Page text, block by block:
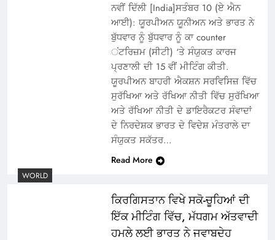
ਨਵੀਂ ਦਿੱਲੀ [India]ਸਤੰਬਰ 10 (ਏ ਐਨ
ਆਈ): ਯੂਰਪੀਅਨ ਯੂਨੀਅਨ ਅਤੇ ਭਾਰਤ ਨੇ
ਬੁੱਧਵਾਰ ਨੂੰ ਬੁੱਧਵਾਰ ਨੂੰ ਕਾ counter
ਂਟਰਿਜ਼ਮ (ਸੀਟੀ) ‘ਤੇ ਸੰਯੁਕਤ ਕਾਰਜ
ਪ੍ਰਣਾਲੀ ਦੀ 15 ਵੀਂ ਮੀਟਿੰਗ ਕੀਤੀ.
ਯੂਰਪੀਅਨ ਬਾਹਰੀ ਐਕਸ਼ਨ ਸਰਵਿਸਿਜ਼ ਵਿੱਚ
ਸੁਰੱਖਿਆ ਅਤੇ ਰੱਖਿਆ ਨੀਤੀ ਵਿੱਚ ਸੁਰੱਖਿਆ
ਅਤੇ ਰੱਖਿਆ ਨੀਤੀ ਦੇ ਡਾਇਰੈਕਟਰ ਸੰਵਾਦਾਂ
ਦੇ ਨਿਰਦੇਸ਼ਕ ਭਾਰਤ ਦੇ ਵਿਦੇਸ਼ ਮੰਤਰਾਲੇ ਦਾ
ਸੰਯੁਕਤ ਸਕੱਤਰ…
Read More
WORLD
ਕਿਰਗਿਸਤਾਨ ਵਿਖੇ ਸਕੋ-ਚੂਹਿਆਂ ਦੀ
ਇੱਕ ਮੀਟਿੰਗ ਵਿੱਚ, ਮੱਧਗਮ ਅੱਤਵਾਦੀ
ਹਮਲੇ ਲਈ ਭਾਰਤ ਨੇ ਜਵਾਬਦੇਹ